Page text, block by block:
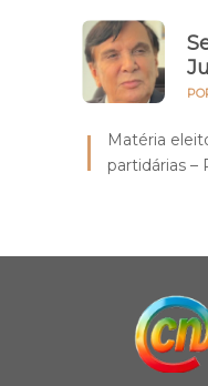
Matéria
partidárias –